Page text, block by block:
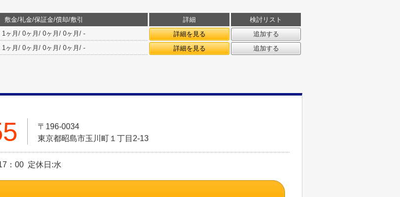
敷金/礼金/保証金/償却/敷引 詳細 検討リスト
1ヶ月/ 0ヶ月/ 0ヶ月/ 0ヶ月/ - 詳細を見る 追加する
1ヶ月/ 0ヶ月/ 0ヶ月/ 0ヶ月/ - 詳細を見る 追加する
〒196-0034
東京都昭島市玉川町１丁目2-13
：00 定休日:水